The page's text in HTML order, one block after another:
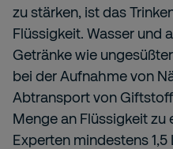
zu stärken, ist das
Flüssigkeit. Wasser und
Getränke wie
bei der Aufnahme von
Abtransport von
Menge an Flüssigkeit
Experten mindestens